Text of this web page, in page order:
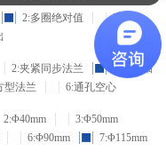
2:多圈绝对值
3:增量
2:夹紧同步法兰
3:盲孔轴
型法兰 6:通孔空心
2:Φ40mm
3:Φ50mm
6:Φ90mm 7:Φ115mm